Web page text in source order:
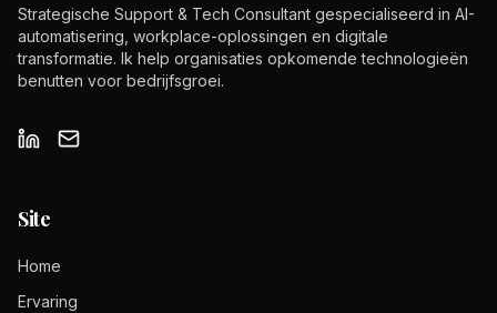
Strategische Support & Tech Consultant gespecialiseerd in AI-
automatisering, workplace-oplossingen en digitale
transformatie. Ik help organisaties opkomende technologieën
benutten voor bedrijfsgroei.
Site
Home
Ervaring